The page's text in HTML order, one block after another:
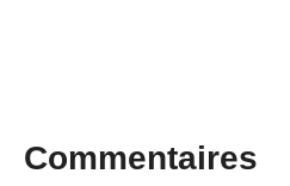
Commentaires